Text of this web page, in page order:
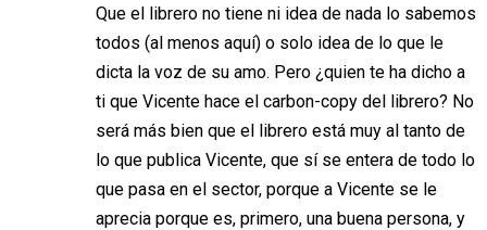
Que el librero no tiene ni idea de nada lo sabemos
todos (al menos aquí) o solo idea de lo que le
dicta la voz de su amo. Pero ¿quien te ha dicho a
ti que Vicente hace el carbon-copy del librero? No
será más bien que el librero está muy al tanto de
lo que publica Vicente, que sí se entera de todo lo
que pasa en el sector, porque a Vicente se le
aprecia porque es, primero, una buena persona, y